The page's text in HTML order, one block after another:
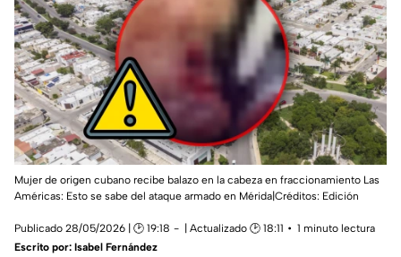
Mujer de origen cubano recibe balazo en la cabeza en fraccionamiento Las
Américas: Esto se sabe del ataque armado en Mérida|Créditos: Edición
Publicado 28/05/2026 | 🕑 19:18 | Actualizado 🕑 18:11
1 minuto lectura
Escrito por: Isabel Fernández